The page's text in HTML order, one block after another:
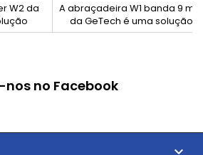
W2 da
e alta
sendo
A abraçadeira W1 banda 9 mm
da GeTech é uma solução
robusta e económica para
parafuso), oferece boa
de cruzeta.
nos no Facebook